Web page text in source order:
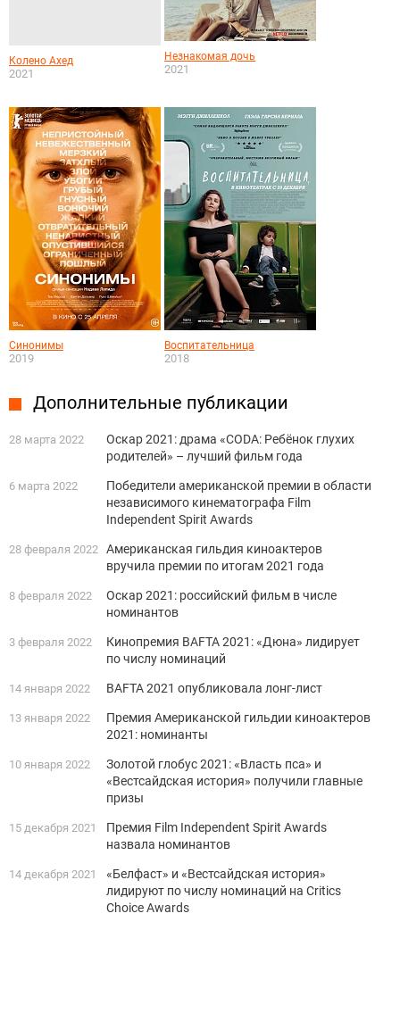
Колено Ахед
2021
Незнакомая дочь
2021
Синонимы
2019
Воспитательница
2018
Дополнительные публикации
28 марта 2022
Оскар 2021: драма «CODA: Ребёнок глухих
родителей» – лучший фильм года
6 марта 2022
Победители американской премии в области
независимого кинематографа Film
Independent Spirit Awards
28 февраля 2022 Американская гильдия киноактеров
вручила премии по итогам 2021 года
8 февраля 2022
Оскар 2021: российский фильм в числе
номинантов
3 февраля 2022
Кинопремия BAFTA 2021: «Дюна» лидирует
по числу номинаций
14 января 2022 BAFTA 2021 опубликовала лонг-лист
13 января 2022
Премия Американской гильдии киноактеров
2021: номинанты
10 января 2022
Золотой глобус 2021: «Власть пса» и
«Вестсайдская история» получили главные
призы
15 декабря 2021
Премия Film Independent Spirit Awards
назвала номинантов
14 декабря 2021
«Белфаст» и «Вестсайдская история»
лидируют по числу номинаций на Critics
Choice Awards